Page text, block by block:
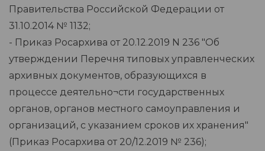
Правительства Российской Федерации от
31.10.2014 № 1132;
- Приказ Росархива от 20.12.2019 N 236 "Об
утверждении Перечня типовых управленческих
архивных документов, образующихся в
процессе деятельно¬сти государственных
органов, органов местного самоуправления и
организаций, с указанием сроков их хранения"
(Приказ Росархива от 20/12.2019 № 236);